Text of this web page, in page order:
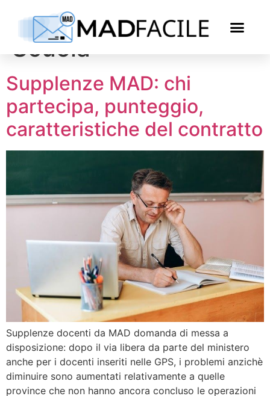
Categoria:Notizie
Scuola
Supplenze MAD: chi
partecipa, punteggio,
caratteristiche del contratto
Supplenze docenti da MAD domanda di messa a
disposizione: dopo il via libera da parte del ministero
anche per i docenti inseriti nelle GPS, i problemi anzichè
diminuire sono aumentati relativamente a quelle
province che non hanno ancora concluso le operazioni